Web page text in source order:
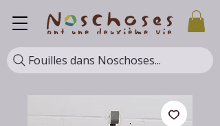
Fouilles dans Noschoses...